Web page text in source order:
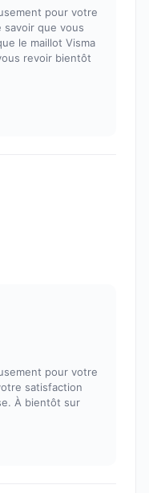
pour votre
savoir que vous
le maillot Visma
revoir bientôt
pour votre
satisfaction
À bientôt sur